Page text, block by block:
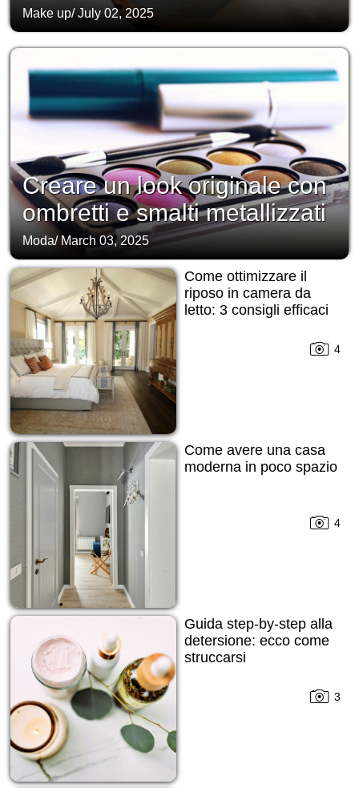
Make up/July 02, 2025
Creare un look originale con
ombretti e smalti metallizzati
Moda/ March 03, 2025
Come ottimizzare il
riposo in camera da
letto: 3 consigli efficaci
4
Come avere una casa
moderna in poco spazio
4
Guida step-by-step alla
detersione: ecco come
struccarsi
3